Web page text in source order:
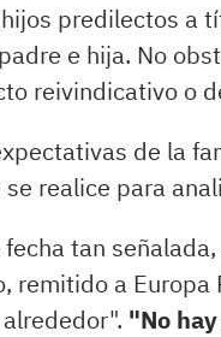
predilectos a
e hija. No
reivindicativo o
de la
realice para
tan
remitido a
"No